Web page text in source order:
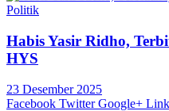
Politik
Habis Yasir Ridho,
HYS
23 Desember 2025
Facebook Twitter Google+